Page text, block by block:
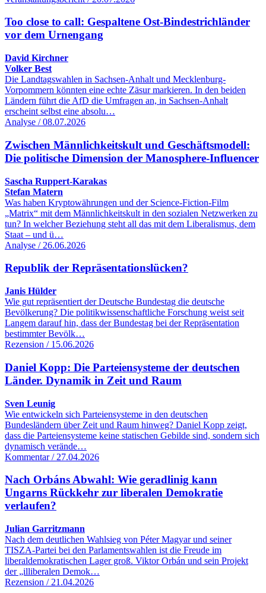
Too close to call: Gespaltene Ost-Bindestrichländer
vor dem Urnengang
David Kirchner
Volker Best
Die Landtagswahlen in Sachsen-Anhalt und Mecklenburg-
Vorpommern könnten eine echte Zäsur markieren. In den beiden
Ländern führt die AfD die Umfragen an, in Sachsen-Anhalt
erscheint selbst eine absolu…
Analyse / 08.07.2026
Zwischen Männlichkeitskult und Geschäftsmodell:
Die politische Dimension der Manosphere-Influencer
Sascha Ruppert-Karakas
Stefan Matern
Was haben Kryptowährungen und der Science-Fiction-Film
„Matrix“ mit dem Männlichkeitskult in den sozialen Netzwerken zu
tun? In welcher Beziehung steht all das mit dem Liberalismus, dem
Staat – und ü…
Analyse / 26.06.2026
Republik der Repräsentationslücken?
Janis Hülder
Wie gut repräsentiert der Deutsche Bundestag die deutsche
Bevölkerung? Die politikwissenschaftliche Forschung weist seit
Langem darauf hin, dass der Bundestag bei der Repräsentation
bestimmter Bevölk…
Rezension / 15.06.2026
Daniel Kopp: Die Parteiensysteme der deutschen
Länder. Dynamik in Zeit und Raum
Sven Leunig
Wie entwickeln sich Parteiensysteme in den deutschen
Bundesländern über Zeit und Raum hinweg? Daniel Kopp zeigt,
dass die Parteiensysteme keine statischen Gebilde sind, sondern sich
dynamisch verände…
Kommentar / 27.04.2026
Nach Orbáns Abwahl: Wie geradlinig kann
Ungarns Rückkehr zur liberalen Demokratie
verlaufen?
Julian Garritzmann
Nach dem deutlichen Wahlsieg von Péter Magyar und seiner
TISZA-Partei bei den Parlamentswahlen ist die Freude im
liberaldemokratischen Lager groß. Viktor Orbán und sein Projekt
der „illiberalen Demok…
Rezension / 21.04.2026